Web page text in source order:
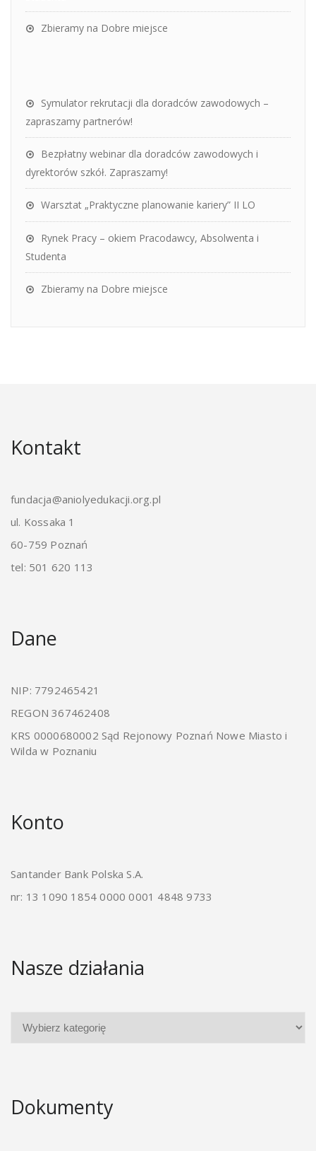
Zbieramy na Dobre miejsce
Symulator rekrutacji dla doradców zawodowych –
zapraszamy partnerów!
Bezpłatny webinar dla doradców zawodowych i
dyrektorów szkół. Zapraszamy!
Warsztat „Praktyczne planowanie kariery” II LO
Rynek Pracy – okiem Pracodawcy, Absolwenta i
Studenta
Zbieramy na Dobre miejsce
Kontakt
fundacja@aniolyedukacji.org.pl
ul. Kossaka 1
60-759 Poznań
tel: 501 620 113
Dane
NIP: 7792465421
REGON 367462408
KRS 0000680002 Sąd Rejonowy Poznań Nowe Miasto i
Wilda w Poznaniu
Konto
Santander Bank Polska S.A.
nr: 13 1090 1854 0000 0001 4848 9733
Nasze działania
Dokumenty